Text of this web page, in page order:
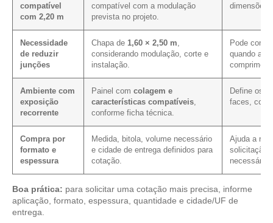
compatível
com 2,20 m
compatível com a modulação
prevista no projeto.
dimensões
Necessidade
de reduzir
junções
Chapa de 1,60 × 2,50 m
considerando modulação, corte e
instalação.
Pode
quando a
Ambiente com
exposição
recorrente
Painel com colagem e
características compatíveis
conforme ficha técnica.
Define os
faces,
Compra por
formato e
espessura
Medida, bitola, volume necessário
e cidade de entrega definidos para
cotação.
Ajuda a
solicitação,
necessário.
Boa prática: para solicitar uma cotação mais precisa, informe
aplicação, formato, espessura, quantidade e cidade/UF de
entrega.